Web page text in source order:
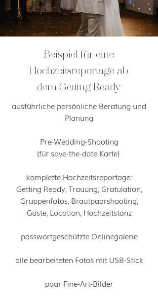
Beispiel für eine
Hochzeitsreportage ab
dem Getting Ready
ausführliche persönliche Beratung und
Planung
Pre-Wedding-Shooting
(für save-the-date Karte)
komplette Hochzeitsreportage:
Getting Ready, Trauung, Gratulation,
Gruppenfotos, Brautpaarshooting,
Gäste, Location, Hochzeitstanz
passwortgeschützte Onlinegalerie
alle bearbeiteten Fotos mit USB-Stick
paar Fine-Art-Bilder